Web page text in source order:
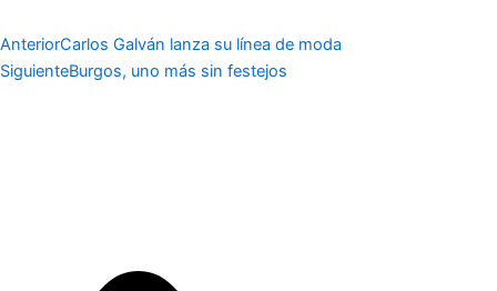
AnteriorCarlos Galván lanza su línea de moda
SiguienteBurgos, uno más sin festejos